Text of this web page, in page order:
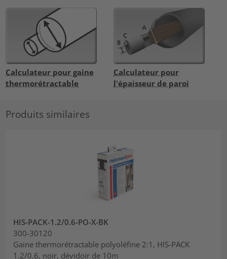
Calculateur pour gaine
thermorétractable
Calculateur pour
l'épaisseur de paroi
Produits similaires
HIS-PACK-1.2/0.6-PO-X-BK
300-30120
Gaine thermorétractable polyoléfine 2:1, HIS-PACK
1.2/0.6, noir, dévidoir de 10m